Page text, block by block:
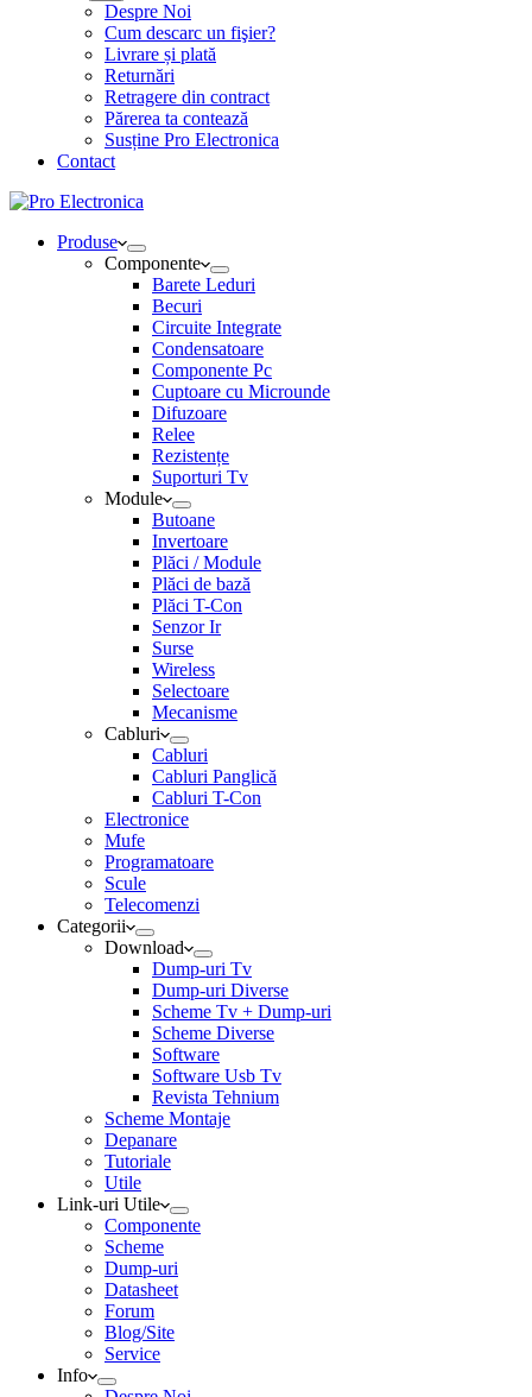
Despre Noi
Cum descarc un fişier?
Livrare și plată
Returnări
Retragere din contract
Părerea ta contează
Susține Pro Electronica
Contact
Produse
Componente
Barete Leduri
Becuri
Circuite Integrate
Condensatoare
Componente Pc
Cuptoare cu Microunde
Difuzoare
Relee
Rezistențe
Suporturi Tv
Module
Butoane
Invertoare
Plăci / Module
Plăci de bază
Plăci T-Con
Senzor Ir
Surse
Wireless
Selectoare
Mecanisme
Cabluri
Cabluri
Cabluri Panglică
Cabluri T-Con
Electronice
Mufe
Programatoare
Scule
Telecomenzi
Categorii
Download
Dump-uri Tv
Dump-uri Diverse
Scheme Tv + Dump-uri
Scheme Diverse
Software
Software Usb Tv
Revista Tehnium
Scheme Montaje
Depanare
Tutoriale
Utile
Link-uri Utile
Componente
Scheme
Dump-uri
Datasheet
Forum
Blog/Site
Service
Info